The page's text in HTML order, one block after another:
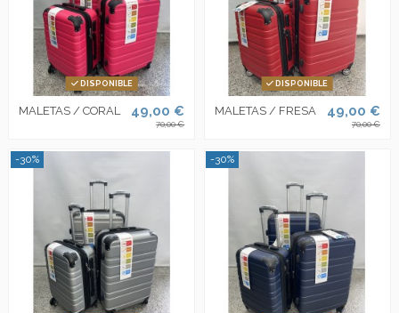
DISPONIBLE
MALETAS / CORAL 49,00 €
70,00 €
DISPONIBLE
MALETAS / FRESA 49,00 €
70,00 €
-30% -30%